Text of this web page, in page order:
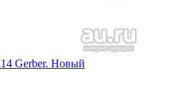
Gerber. Новый